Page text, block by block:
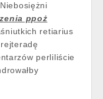
ppoż
retiarius
perliliście